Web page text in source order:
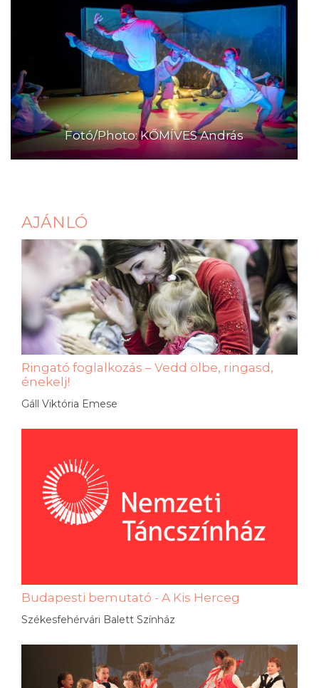
Fotó/Photo: KŐMÍVES András
AJÁNLÓ
Ringató foglalkozás – Vedd ölbe, ringasd,
énekelj!
Gáll Viktória Emese
Budapesti bemutató - A Kis Herceg
Székesfehérvári Balett Színház